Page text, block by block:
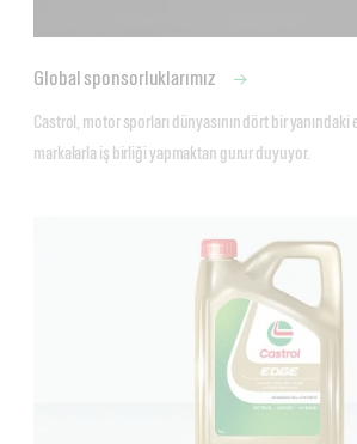
Global sponsorluklarımız
Castrol, motor sporları dünyasının dört bir yanındaki
markalarla iş birliği yapmaktan gurur duyuyor.